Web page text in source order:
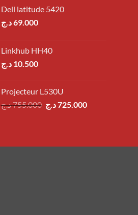
Dell latitude 5420
69.000د.ج
Linkhub HH40
10.500 د.ج
Projecteur L530U
755.000د.ج
Le
755.000 د.ج.
725.000د.ج
Le
725.000 د.ج.